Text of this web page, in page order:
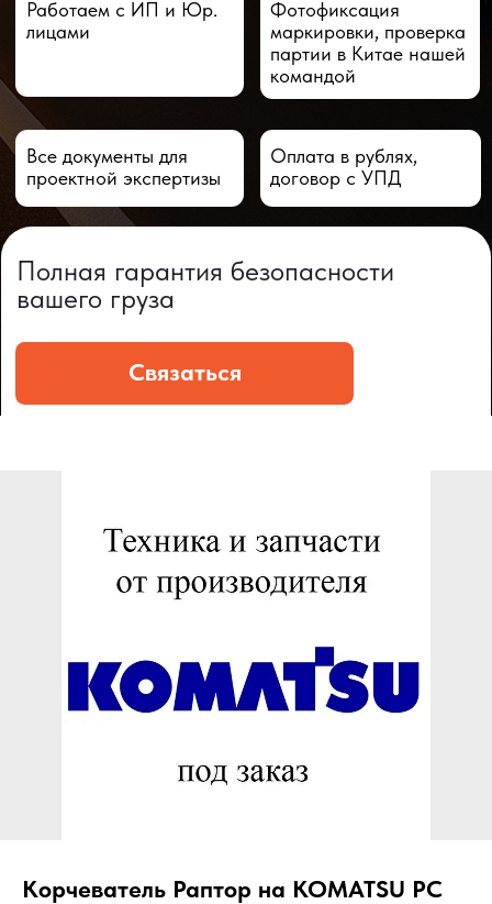
Корчеватель Раптор на KOMATSU PC
С ОФИЦИАЛЬНЫМ
ОФОРМЛЕНИЕМ
ЗАПЧАСТЬ ПОД ВАШ
Гидронасосы и гидромоторы
Клапаны, блоки управления
Прочие гидравлические узлы
ЧТО МЫ ПОСТАВЛЯЕМ?